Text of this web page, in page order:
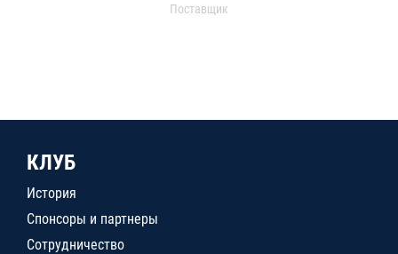
Поставщик
КЛУБ
История
Спонсоры и партнеры
Сотрудничество